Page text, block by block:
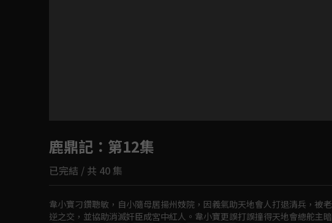
如有不便請見諒
鹿鼎記 ：第12集
已完結 / 共 40 集
韋小寶刁鑽聰敏，自小隨母居揚州妓院，因義氣助天地會人打退清兵，被
逆之交，並協助消滅奸臣成宮中紅人。韋小寶更誤打誤撞得天地會總舵主